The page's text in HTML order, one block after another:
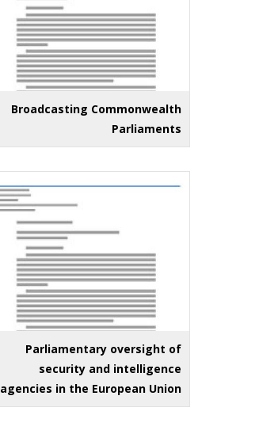
Broadcasting Commonwealth
Parliaments
Parliamentary oversight of
security and intelligence
agencies in the European Union